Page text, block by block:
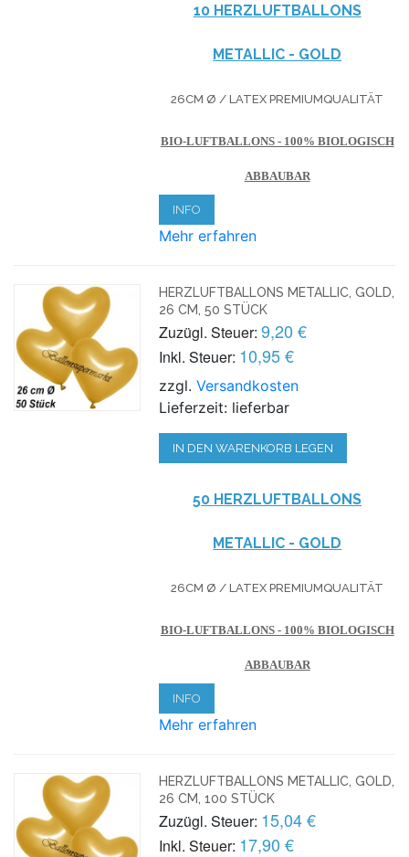
10 HERZLUFTBALLONS
METALLIC - GOLD
26CM Ø / LATEX PREMIUMQUALITÄT
BIO-LUFTBALLONS - 100% BIOLOGISCH
ABBAUBAR
INFO
Mehr erfahren
HERZLUFTBALLONS METALLIC, GOLD,
26 CM, 50 STÜCK
Zuzügl. Steuer: 9,20 €
Inkl. Steuer: 10,95 €
zzgl.Versandkosten
Lieferzeit: lieferbar
IN DEN WARENKORB LEGEN
50 HERZLUFTBALLONS
METALLIC - GOLD
26CM Ø / LATEX PREMIUMQUALITÄT
BIO-LUFTBALLONS - 100% BIOLOGISCH
ABBAUBAR
INFO
Mehr erfahren
HERZLUFTBALLONS METALLIC, GOLD,
26 CM, 100 STÜCK
Zuzügl. Steuer: 15,04 €
Inkl. Steuer: 17,90 €